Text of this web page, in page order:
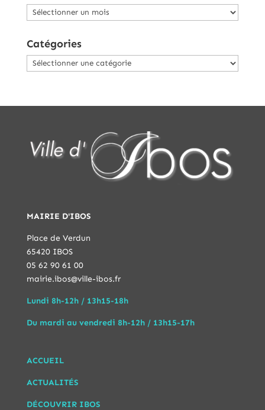
Archives
Catégories
Catégories
MAIRIE D'IBOS
Place de Verdun
65420 IBOS
05 62 90 61 00
mairie.ibos@ville-ibos.fr
Lundi 8h-12h / 13h15-18h
Du mardi au vendredi 8h-12h / 13h15-17h
ACCUEIL
ACTUALITÉS
DÉCOUVRIR IBOS